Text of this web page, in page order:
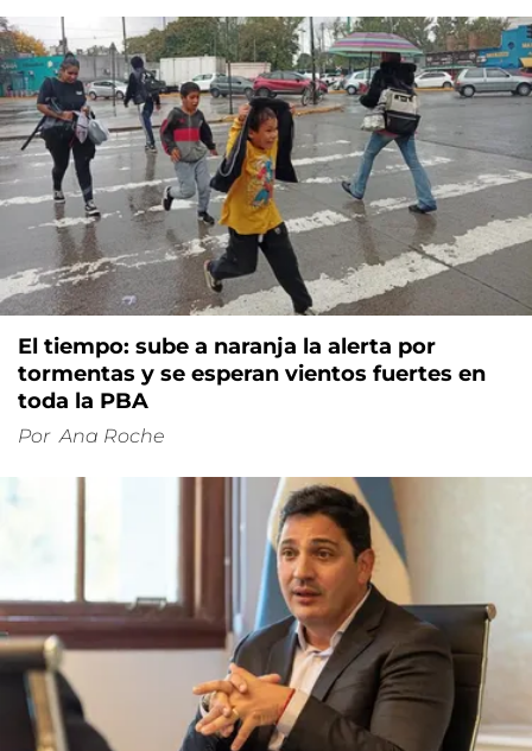
El tiempo: sube a naranja la alerta por
tormentas y se esperan vientos fuertes en
toda la PBA
Por Ana Roche